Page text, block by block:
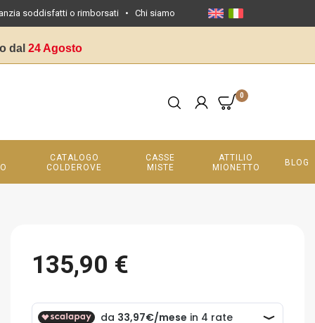
soddisfatti o rimborsati• Chi siamo
dal 24 Agosto
0
CATALOGO
COLDEROVE
CASSE
MISTE
ATTILIO
MIONETTO
BLOG
135,90 €